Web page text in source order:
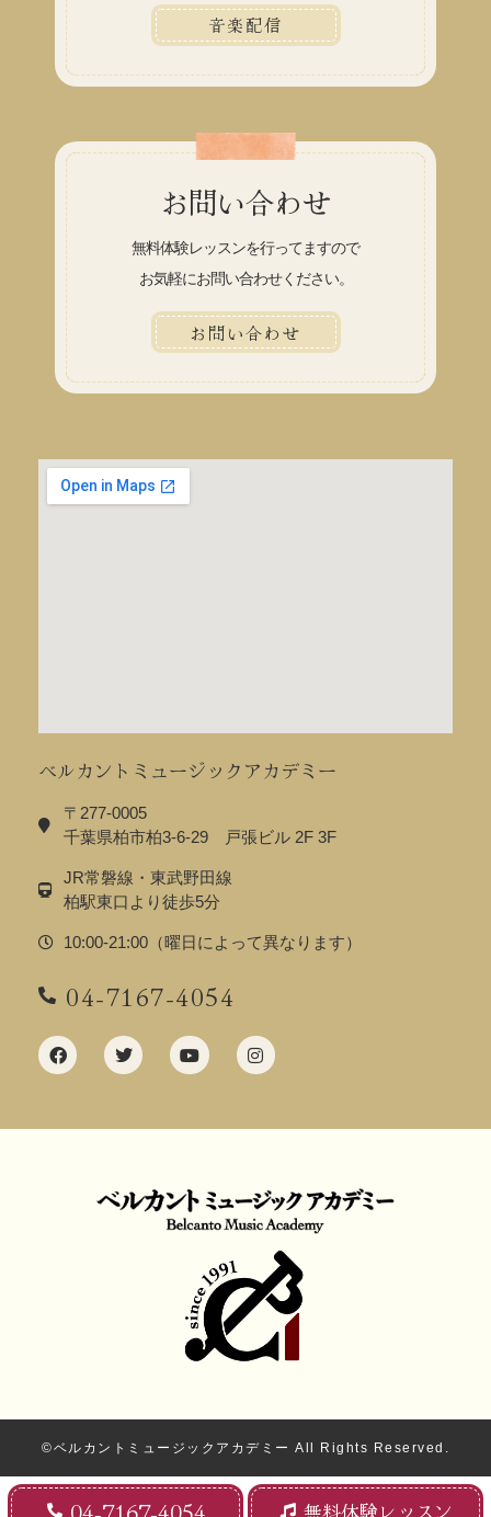
音楽配信
お問い合わせ
無料体験レッスンを行ってますので
お気軽にお問い合わせください。
お問い合わせ
ベルカントミュージックアカデミー
〒277-0005
千葉県柏市柏3-6-29 戸張ビル 2F 3F
JR常磐線・東武野田線
柏駅東口より徒歩5分
10:00-21:00（曜日によって異なります）
04-7167-4054
©ベルカントミュージックアカデミー All Rights Reserved.
04-7167-4054 無料体験レッスン